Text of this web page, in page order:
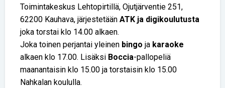
Toimintakeskus Lehtopirtillä, Ojutjärventie 251,
62200 Kauhava, järjestetään ATK ja digikoulutusta
joka torstai klo 14.00 alkaen.
Joka toinen perjantai yleinen bingo ja karaoke
alkaen klo 17.00. Lisäksi Boccia-pallopeliä
maanantaisin klo 15.00 ja torstaisin klo 15.00
Nahkalan koululla.